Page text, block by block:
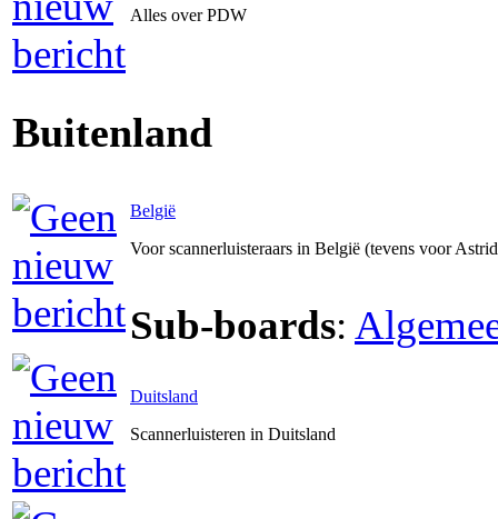
Alles over PDW
Buitenland
België
Voor scannerluisteraars in België (tevens voor
Sub-boards:
Duitsland
Scannerluisteren in Duitsland